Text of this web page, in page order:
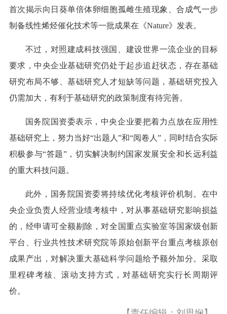
首次揭示向日葵单倍体卵细胞孤雌生殖现象、合成气一步
制备线性烯烃催化技术等一批成果在《Nature》发表。
不过，对照建成科技强国、建设世界一流企业的目标
要求，中央企业基础研究仍处于起步追赶状态，存在基础
研究布局不够、基础研究人才短缺等问题，基础研究投入
仍需加大，有利于基础研究的政策制度有待完善。
国务院国资委表示，中央企业要把着力点放在应用性
基础研究上，努力当好“出题人”和“阅卷人”，同时结合实际
积极参与“答题”，切实解决制约国家发展安全和长远利益
的重大科技问题。
此外，国务院国资委将持续优化考核评价机制。在中
央企业负责人经营业绩考核中，对从事基础研究影响损益
的，经申请可全额剔除，对全国重点实验室等国家级创新
平台、行业共性技术研究院等原始创新平台重点考核原创
成果产出，对解决重大基础科学问题给予额外加分。采取
里程碑考核、滚动支持方式，对基础研究实行长周期评
价。